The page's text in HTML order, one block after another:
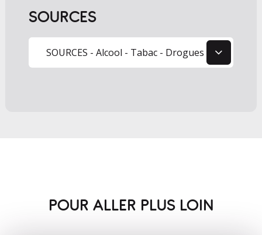
SOURCES
SOURCES - Alcool - Tabac - Drogues
POUR ALLER PLUS LOIN